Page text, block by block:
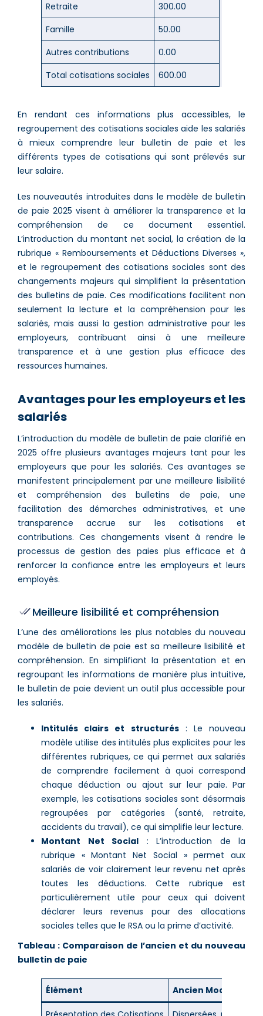
Retraite
300.00
Famille
50.00
Autres contributions
0.00
Total cotisations sociales
600.00
En rendant ces informations plus accessibles, le
regroupement des cotisations sociales aide les salariés
à mieux comprendre leur bulletin de paie et les
différents types de cotisations qui sont prélevés sur
leur salaire​.
Les nouveautés introduites dans le modèle de bulletin
de paie 2025 visent à améliorer la transparence et la
compréhension de ce document essentiel.
L’introduction du montant net social, la création de la
rubrique « Remboursements et Déductions Diverses »,
et le regroupement des cotisations sociales sont des
changements majeurs qui simplifient la présentation
des bulletins de paie. Ces modifications facilitent non
seulement la lecture et la compréhension pour les
salariés, mais aussi la gestion administrative pour les
employeurs, contribuant ainsi à une meilleure
transparence et à une gestion plus efficace des
ressources humaines​.
Avantages pour les employeurs et les
salariés
L’introduction du modèle de bulletin de paie clarifié en
2025 offre plusieurs avantages majeurs tant pour les
employeurs que pour les salariés. Ces avantages se
manifestent principalement par une meilleure lisibilité
et compréhension des bulletins de paie, une
facilitation des démarches administratives, et une
transparence accrue sur les cotisations et
contributions. Ces changements visent à rendre le
processus de gestion des paies plus efficace et à
renforcer la confiance entre les employeurs et leurs
employés.
Meilleure lisibilité et compréhension
L’une des améliorations les plus notables du nouveau
modèle de bulletin de paie est sa meilleure lisibilité et
compréhension. En simplifiant la présentation et en
regroupant les informations de manière plus intuitive,
le bulletin de paie devient un outil plus accessible pour
les salariés.
Intitulés clairs et structurés: Le nouveau
modèle utilise des intitulés plus explicites pour les
différentes rubriques, ce qui permet aux salariés
de comprendre facilement à quoi correspond
chaque déduction ou ajout sur leur paie. Par
exemple, les cotisations sociales sont désormais
regroupées par catégories (santé, retraite,
accidents du travail), ce qui simplifie leur lecture​.
Montant Net Social : L’introduction de la
rubrique « Montant Net Social » permet aux
salariés de voir clairement leur revenu net après
toutes les déductions. Cette rubrique est
particulièrement utile pour ceux qui doivent
déclarer leurs revenus pour des allocations
sociales telles que le RSA ou la prime d’activité​​.
Tableau : Comparaison de l’ancien et du nouveau
bulletin de paie
Élément Ancien Modèle